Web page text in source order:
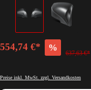
554,74 €* %
637,63 €*
Preise inkl. MwSt. zzgl. Versandkosten